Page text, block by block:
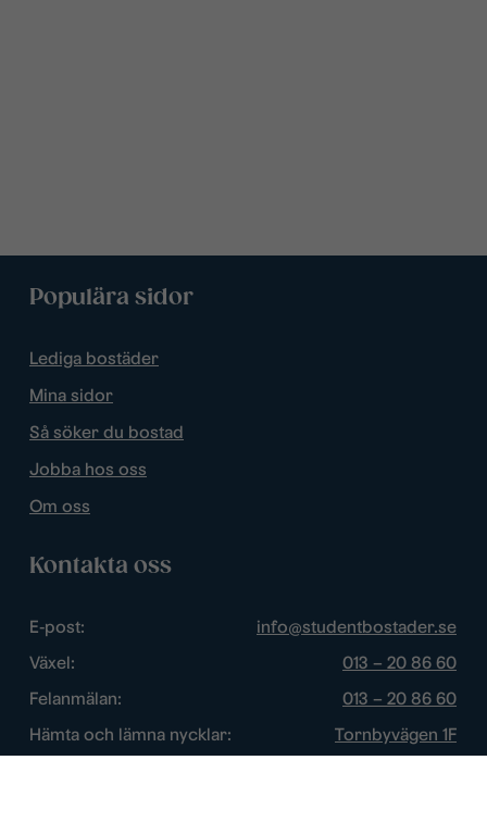
Populära sidor
Lediga bostäder
Mina sidor
Så söker du bostad
Jobba hos oss
Om oss
Kontakta oss
E-post:
info@studentbostader.se
Växel:
013 – 20 86 60
Felanmälan:
013 – 20 86 60
Hämta och lämna nycklar:
Tornbyvägen 1F